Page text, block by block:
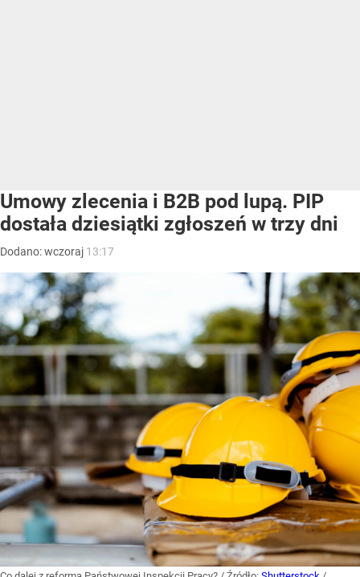
Umowy zlecenia i B2B pod lupą. PIP
dostała dziesiątki zgłoszeń w trzy dni
Dodano:wczoraj 13:17